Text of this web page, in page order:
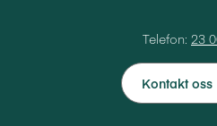
Telefon: 23
Kontakt oss